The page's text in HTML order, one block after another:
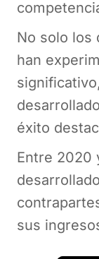
No solo los
han
éxito
Entre 2020
sus